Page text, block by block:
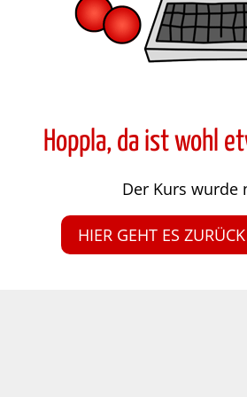
Hoppla, da ist wohl
Der Kurs wurde
HIER GEHT ES